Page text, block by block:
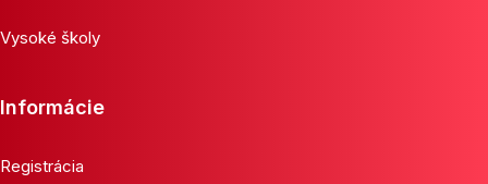
Vysoké školy
Informácie
Registrácia